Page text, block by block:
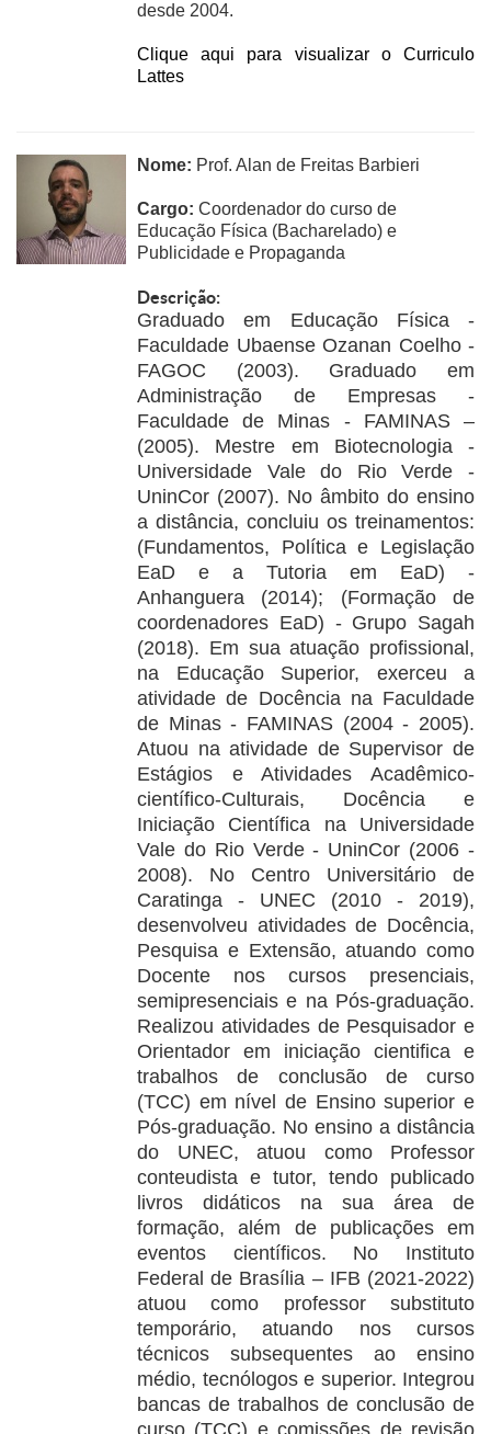
desde 2004.
Clique aqui para visualizar o Curriculo
Lattes
Nome: Prof. Alan de Freitas Barbieri
Cargo: Coordenador do curso de
Educação Física (Bacharelado) e
Publicidade e Propaganda
Descrição:
Graduado em Educação Física -
Faculdade Ubaense Ozanan Coelho -
FAGOC (2003). Graduado em
Administração de Empresas -
Faculdade de Minas - FAMINAS –
(2005). Mestre em Biotecnologia -
Universidade Vale do Rio Verde -
UninCor (2007). No âmbito do ensino
a distância, concluiu os treinamentos:
(Fundamentos, Política e Legislação
EaD e a Tutoria em EaD) -
Anhanguera (2014); (Formação de
coordenadores EaD) - Grupo Sagah
(2018). Em sua atuação profissional,
na Educação Superior, exerceu a
atividade de Docência na Faculdade
de Minas - FAMINAS (2004 - 2005).
Atuou na atividade de Supervisor de
Estágios e Atividades Acadêmico-
científico-Culturais, Docência e
Iniciação Científica na Universidade
Vale do Rio Verde - UninCor (2006 -
2008). No Centro Universitário de
Caratinga - UNEC (2010 - 2019),
desenvolveu atividades de Docência,
Pesquisa e Extensão, atuando como
Docente nos cursos presenciais,
semipresenciais e na Pós-graduação.
Realizou atividades de Pesquisador e
Orientador em iniciação cientifica e
trabalhos de conclusão de curso
(TCC) em nível de Ensino superior e
Pós-graduação. No ensino a distância
do UNEC, atuou como Professor
conteudista e tutor, tendo publicado
livros didáticos na sua área de
formação, além de publicações em
eventos científicos. No Instituto
Federal de Brasília – IFB (2021-2022)
atuou como professor substituto
temporário, atuando nos cursos
técnicos subsequentes ao ensino
médio, tecnólogos e superior. Integrou
bancas de trabalhos de conclusão de
curso (TCC) e comissões de revisão